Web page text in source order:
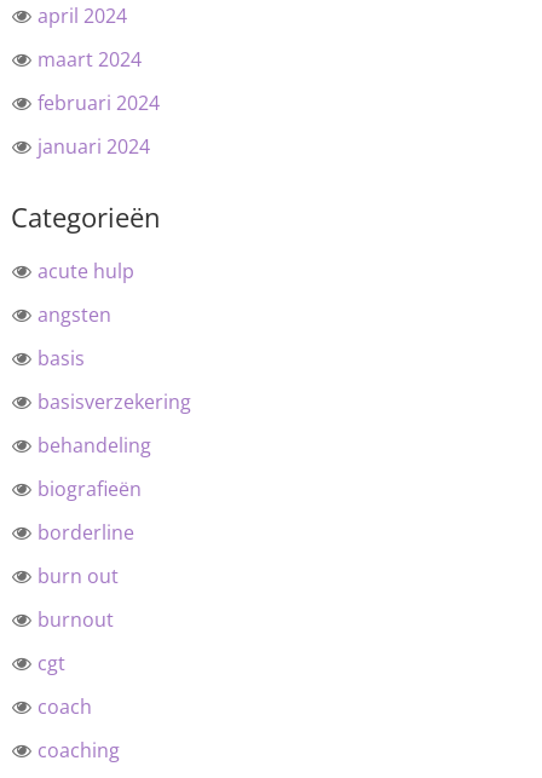
april 2024
maart 2024
februari 2024
januari 2024
Categorieën
acute hulp
angsten
basis
basisverzekering
behandeling
biografieën
borderline
burn out
burnout
cgt
coach
coaching